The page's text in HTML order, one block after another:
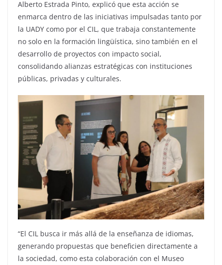
Alberto Estrada Pinto, explicó que esta acción se
enmarca dentro de las iniciativas impulsadas tanto por
la UADY como por el CIL, que trabaja constantemente
no solo en la formación lingüística, sino también en el
desarrollo de proyectos con impacto social,
consolidando alianzas estratégicas con instituciones
públicas, privadas y culturales.
“El CIL busca ir más allá de la enseñanza de idiomas,
generando propuestas que beneficien directamente a
la sociedad, como esta colaboración con el Museo